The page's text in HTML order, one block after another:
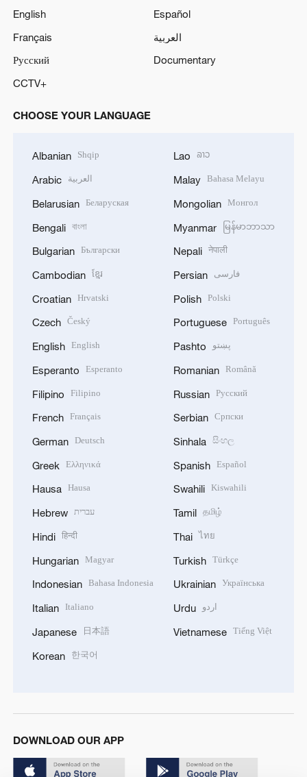
English
Español
Français
العربية
Русский
Documentary
CCTV+
CHOOSE YOUR LANGUAGE
Albanian Shqip
Arabic العربية
Belarusian Беларуская
Bengali বাংলা
Bulgarian Български
Cambodian ខ្មែរ
Croatian Hrvatski
Czech Český
English English
Esperanto Esperanto
Filipino Filipino
French Français
German Deutsch
Greek Ελληνικά
Hausa Hausa
Hebrew עברית
Hindi हिन्दी
Hungarian Magyar
Indonesian Bahasa Indonesia
Italian Italiano
Japanese 日本語
Korean 한국어
Lao ລາວ
Malay Bahasa Melayu
Mongolian Монгол
Myanmar မြန်မာဘာသာ
Nepali नेपाली
Persian فارسی
Polish Polski
Portuguese Português
Pashto پښتو
Romanian Română
Russian Русский
Serbian Српски
Sinhala සිංහල
Spanish Español
Swahili Kiswahili
Tamil தமிழ்
Thai ไทย
Turkish Türkçe
Ukrainian Українська
Urdu اردو
Vietnamese Tiếng Việt
DOWNLOAD OUR APP